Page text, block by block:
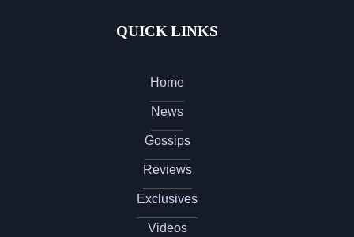
QUICK LINKS
Home
News
Gossips
Reviews
Exclusives
Videos